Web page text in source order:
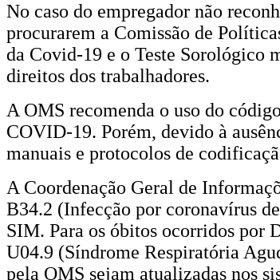
doença
relacionada
ao
trabalho
No caso do empregador não
procurarem a Comissão de
da Covid-19 e o Teste Sorológico
direitos dos trabalhadores.
A OMS recomenda o uso do
COVID-19. Porém, devido à
manuais e protocolos de
A Coordenação Geral de
B34.2 (Infecção por coronavírus
SIM. Para os óbitos ocorridos por
U04.9 (Síndrome Respiratória
pela OMS sejam atualizadas nos